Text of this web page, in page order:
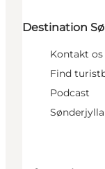
Destination
Kontakt os
Find
Podcast